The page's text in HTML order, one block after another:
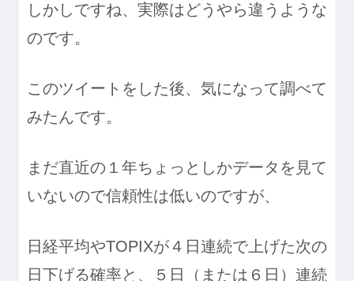
しかしですね、実際はどうやら違うような
のです。
このツイートをした後、気になって調べて
みたんです。
まだ直近の１年ちょっとしかデータを見て
いないので信頼性は低いのですが、
日経平均やTOPIXが４日連続で上げた次の
日下げる確率と、５日（または６日）連続